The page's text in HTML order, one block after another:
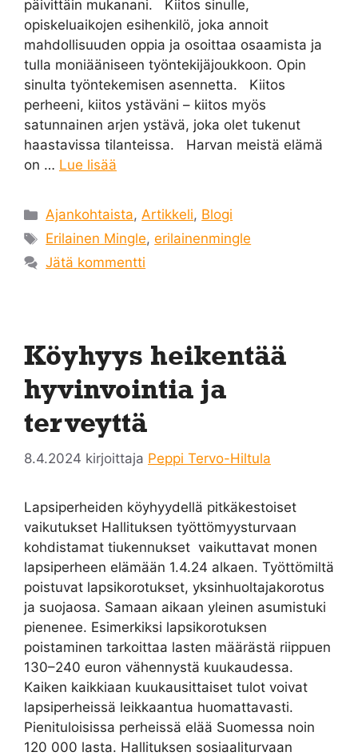
päivittäin mukanani. Kiitos sinulle,
opiskeluaikojen esihenkilö, joka annoit
mahdollisuuden oppia ja osoittaa osaamista ja
tulla moniääniseen työntekijäjoukkoon. Opin
sinulta työntekemisen asennetta. Kiitos
perheeni, kiitos ystäväni – kiitos myös
satunnainen arjen ystävä, joka olet tukenut
haastavissa tilanteissa. Harvan meistä elämä
on … Lue lisää
Kategoriat
Ajankohtaista,Artikkeli, Blogi
Avainsanat
Erilainen Mingle,erilainenmingle
Jätä kommentti
Köyhyys heikentää
hyvinvointia ja
terveyttä
8.4.2024 kirjoittaja Peppi Tervo-Hiltula
Lapsiperheiden köyhyydellä pitkäkestoiset
vaikutukset Hallituksen työttömyysturvaan
kohdistamat tiukennukset vaikuttavat monen
lapsiperheen elämään 1.4.24 alkaen. Työttömiltä
poistuvat lapsikorotukset, yksinhuoltajakorotus
ja suojaosa. Samaan aikaan yleinen asumistuki
pienenee. Esimerkiksi lapsikorotuksen
poistaminen tarkoittaa lasten määrästä riippuen
130–240 euron vähennystä kuukaudessa.
Kaiken kaikkiaan kuukausittaiset tulot voivat
lapsiperheissä leikkaantua huomattavasti.
Pienituloisissa perheissä elää Suomessa noin
120 000 lasta. Hallituksen sosiaaliturvaan